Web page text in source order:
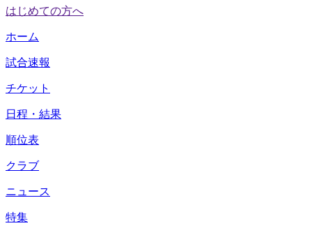
はじめての方へ
ホーム
試合速報
チケット
日程・結果
順位表
クラブ
ニュース
特集